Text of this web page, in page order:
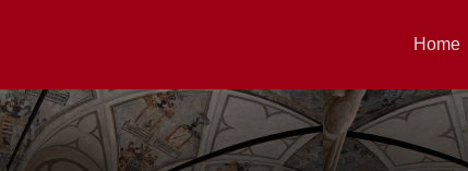
Home